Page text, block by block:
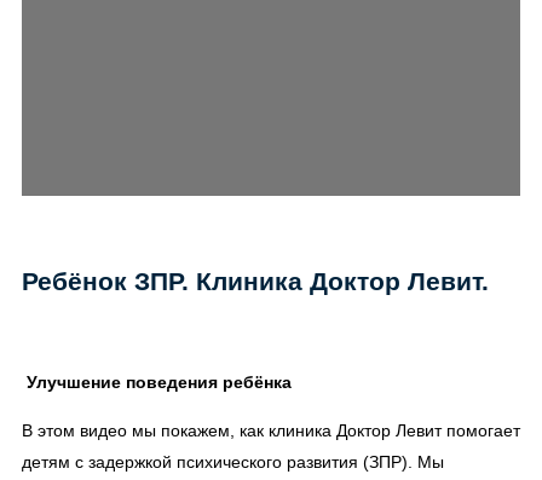
Ребёнок ЗПР. Клиника Доктор Левит.
Улучшение поведения ребёнка
В этом видео мы покажем, как клиника Доктор Левит помогает
детям с задержкой психического развития (ЗПР). Мы